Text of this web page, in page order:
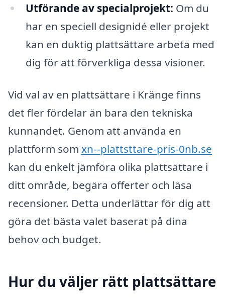
Utförande av specialprojekt: Om du
har en speciell designidé eller projekt
kan en duktig plattsättare arbeta med
dig för att förverkliga dessa visioner.
Vid val av en plattsättare i Kränge finns
det fler fördelar än bara den tekniska
kunnandet. Genom att använda en
plattform som xn--plattsttare-pris-0nb.se
kan du enkelt jämföra olika plattsättare i
ditt område, begära offerter och läsa
recensioner. Detta underlättar för dig att
göra det bästa valet baserat på dina
behov och budget.
Hur du väljer rätt plattsättare